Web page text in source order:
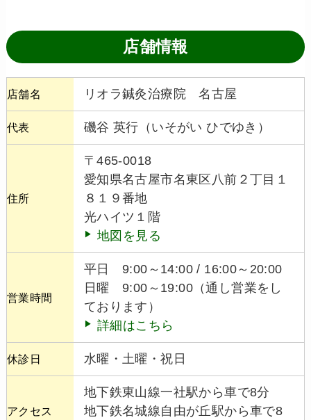
店舗情報
店舗名 リオラ鍼灸治療院 名古屋
代表 磯谷 英行（いそがい ひでゆき）
住所
〒465-0018
愛知県名古屋市名東区八前２丁目１
８１９番地
光ハイツ１階
地図を見る
営業時間
平日 9:00～14:00 / 16:00～20:00
日曜 9:00～19:00（通し営業をし
ております）
詳細はこちら
休診日 水曜・土曜・祝日
アクセス
地下鉄東山線一社駅から車で8分
地下鉄名城線自由が丘駅から車で8